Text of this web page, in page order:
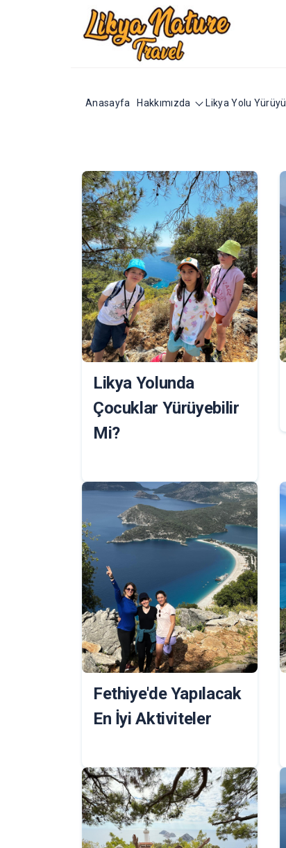
Anasayfa Hakkımızda Likya Yolu
Likya Yolunda
Çocuklar Yürüyebilir
Mi?
Fethiye'de Yapılacak
En İyi Aktiviteler